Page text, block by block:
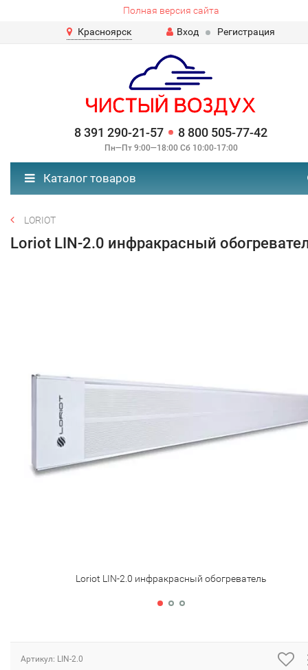
Полная версия сайта
Красноярск
Вход Регистрация
8 391 290-21-57 8 800 505-77-42
Пн—Пт 9:00—18:00 Сб 10:00-17:00
Каталог товаров
LORIOT
Loriot LIN-2.0 инфракрасный
Loriot LIN-2.0 инфракрасный обогреватель
Артикул: LIN-2.0